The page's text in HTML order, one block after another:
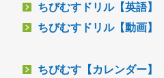
ちびむすドリル【英語】
ちびむすドリル【動画】
ちびむす【カレンダー】